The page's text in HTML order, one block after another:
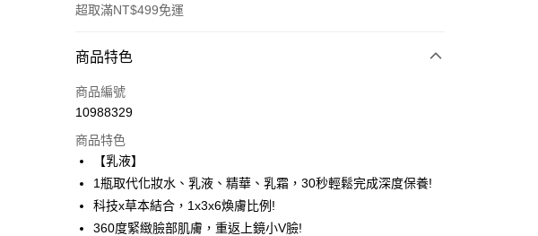
超取滿NT$499免運
付款方式
信用卡一次付款
LINE Pay
Apple Pay
街口支付
商品特色
商品編號
10988329
商品特色
【乳液】
1瓶取代化妝水、乳液、精華、乳霜，30秒輕鬆完成深度保養!
科技x草本結合，1x3x6煥膚比例!
360度緊緻臉部肌膚，重返上鏡小V臉!